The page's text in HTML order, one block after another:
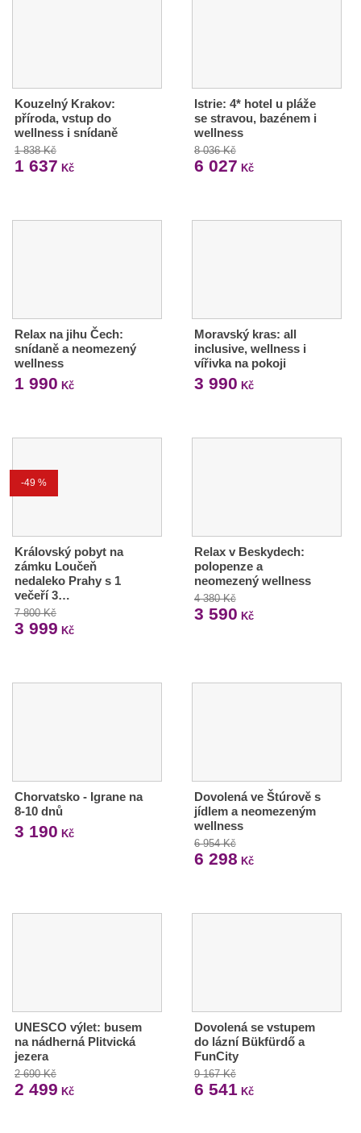
Kouzelný Krakov:
příroda, vstup do
wellness i snídaně
1 838 Kč
1 637 Kč
Istrie: 4* hotel u pláže
se stravou, bazénem i
wellness
8 036 Kč
6 027 Kč
Relax na jihu Čech:
snídaně a neomezený
wellness
1 990 Kč
Moravský kras: all
inclusive, wellness i
vířivka na pokoji
3 990 Kč
-49 %
Královský pobyt na
zámku Loučeň
nedaleko Prahy s 1
večeří 3…
7 800 Kč
3 999 Kč
Relax v Beskydech:
polopenze a
neomezený wellness
4 380 Kč
3 590 Kč
Chorvatsko - Igrane na
8-10 dnů
3 190 Kč
Dovolená ve Štúrově s
jídlem a neomezeným
wellness
6 954 Kč
6 298 Kč
UNESCO výlet: busem
na nádherná Plitvická
jezera
2 690 Kč
2 499 Kč
Dovolená se vstupem
do lázní Bükfürdő a
FunCity
9 167 Kč
6 541 Kč